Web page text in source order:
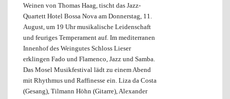
Weinen von Thomas Haag, tischt das Jazz-
Quartett Hotel Bossa Nova am Donnerstag, 11.
August, um 19 Uhr musikalische Leidenschaft
und feuriges Temperament auf. Im mediterranen
Innenhof des Weingutes Schloss Lieser
erklingen Fado und Flamenco, Jazz und Samba.
Das Mosel Musikfestival lädt zu einem Abend
mit Rhythmus und Raffinesse ein. Liza da Costa
(Gesang), Tilmann Höhn (Gitarre), Alexander